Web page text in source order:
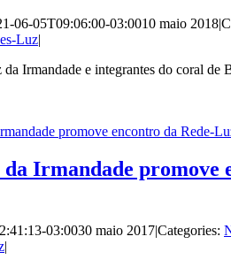
06-05T09:06:00-03:0010 maio 2018|
Luz|
Irmandade e integrantes do coral de
promove encontro da Rede-
Irmandade promove
03:0030 maio 2017|Categories:
|